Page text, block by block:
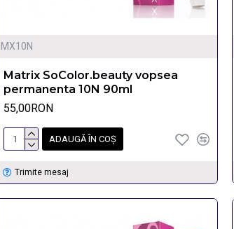
MX10N
Matrix SoColor.beauty vopsea
permanenta 10N 90ml
55,00RON
ADAUGĂ ÎN COŞ
Trimite mesaj